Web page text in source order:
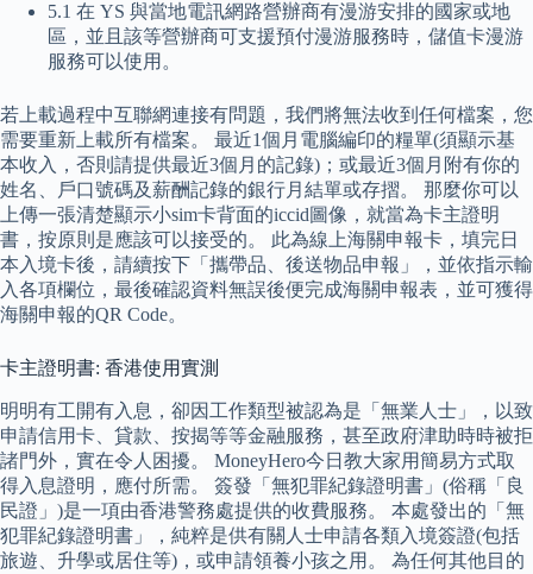
5.1 在 YS 與當地電訊網路營辦商有漫游安排的國家或地
區，並且該等營辦商可支援預付漫游服務時，儲值卡漫游
服務可以使用。
若上載過程中互聯網連接有問題，我們將無法收到任何檔案，您
需要重新上載所有檔案。 最近1個月電腦編印的糧單(須顯示基
本收入，否則請提供最近3個月的記錄)；或最近3個月附有你的
姓名、戶口號碼及薪酬記錄的銀行月結單或存摺。 那麼你可以
上傳一張清楚顯示小sim卡背面的iccid圖像，就當為卡主證明
書，按原則是應該可以接受的。 此為線上海關申報卡，填完日
本入境卡後，請續按下「攜帶品、後送物品申報」，並依指示輸
入各項欄位，最後確認資料無誤後便完成海關申報表，並可獲得
海關申報的QR Code。
卡主證明書: 香港使用實測
明明有工開有入息，卻因工作類型被認為是「無業人士」，以致
申請信用卡、貸款、按揭等等金融服務，甚至政府津助時時被拒
諸門外，實在令人困擾。 MoneyHero今日教大家用簡易方式取
得入息證明，應付所需。 簽發「無犯罪紀錄證明書」(俗稱「良
民證」)是一項由香港警務處提供的收費服務。 本處發出的「無
犯罪紀錄證明書」，純粹是供有關人士申請各類入境簽證(包括
旅遊、升學或居住等)，或申請領養小孩之用。 為任何其他目的